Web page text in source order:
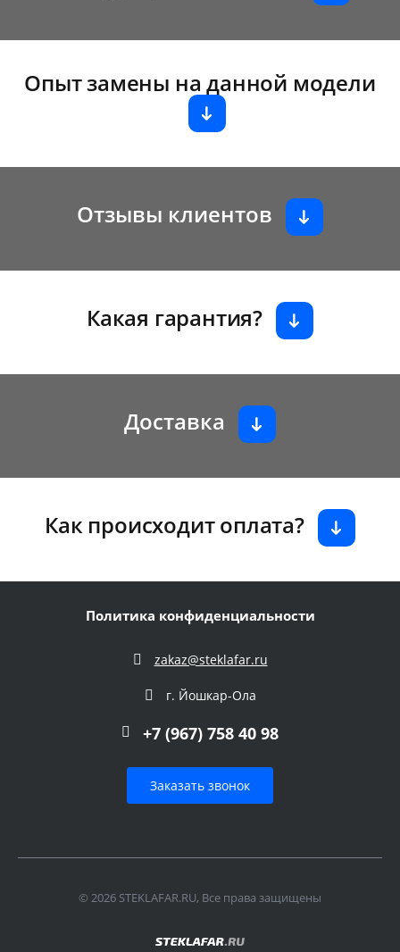
Опыт замены на данной модели
Отзывы клиентов
Какая гарантия?
Доставка
Как происходит оплата?
Политика конфиденциальности
zakaz@steklafar.ru
г. Йошкар-Ола
+7 (967) 758 40 98
Заказать звонок
© 2026 STEKLAFAR.RU, Все права защищены